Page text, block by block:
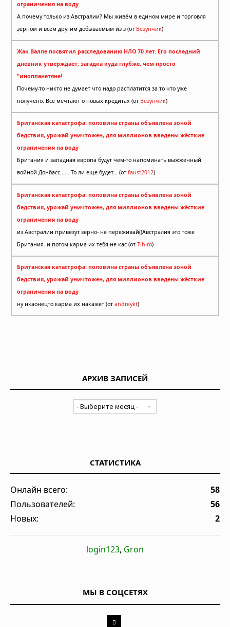
ограничения на воду
А почему только из Австралии? Мы живём в едином мире и торговля
зерном и всем другим добываемым из з (от Везунчик)
Жак Валле посвятил расследованию НЛО 70 лет. Его последний
дневник утверждает: загадка куда глубже, чем просто
"инопланетяне!
Почему-то никто не думает что надо расплатится за то что уже
получено. Все мечтают о новых кредитах (от Везунчик)
Британская катастрофа: половина страны объявлена зоной
бедствия, урожай уничтожен, для миллионов введены жёсткие
ограничения на воду
Британия и западная европа будут чем-то напоминать выжженный
войной Донбасс.... . То ли еще будет... (от faust2012)
Британская катастрофа: половина страны объявлена зоной
бедствия, урожай уничтожен, для миллионов введены жёсткие
ограничения на воду
из Австралии привезут зерно- не переживай((Австралия это тоже
Британия. и потом карма их тебя не кас (от Tihiro)
Британская катастрофа: половина страны объявлена зоной
бедствия, урожай уничтожен, для миллионов введены жёсткие
ограничения на воду
ну нкаонецто карма их накажет (от andreykt)
АРХИВ ЗАПИСЕЙ
СТАТИСТИКА
Онлайн всего:
58
Пользователей:
56
Новых:
2
login123, Gron
МЫ В СОЦСЕТЯХ